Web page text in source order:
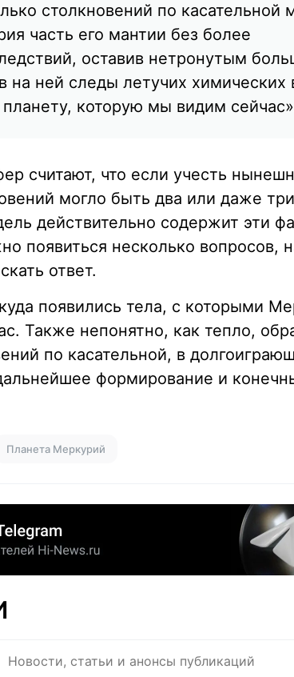
столкновений по касательной
часть его мантии без более
оставив нетронутым
на ней следы летучих химических
планету, которую мы видим
считают, что если учесть
могло быть два или даже
действительно содержит эти
появиться несколько вопросов,
ответ.
появились тела, с которыми
Также непонятно, как тепло,
по касательной, в
формирование и
Планета Меркурий
Новости, статьи и анонсы публикаций